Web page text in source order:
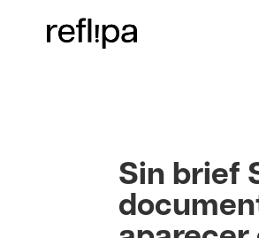
Sin brief